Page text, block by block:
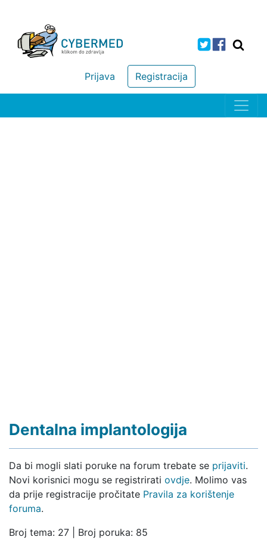
Registracija
Prijava
Dentalna implantologija
Da bi mogli slati poruke na forum trebate se prijaviti.
Novi korisnici mogu se registrirati ovdje. Molimo vas
da prije registracije pročitate Pravila za korištenje
foruma.
Broj tema: 27 | Broj poruka: 85